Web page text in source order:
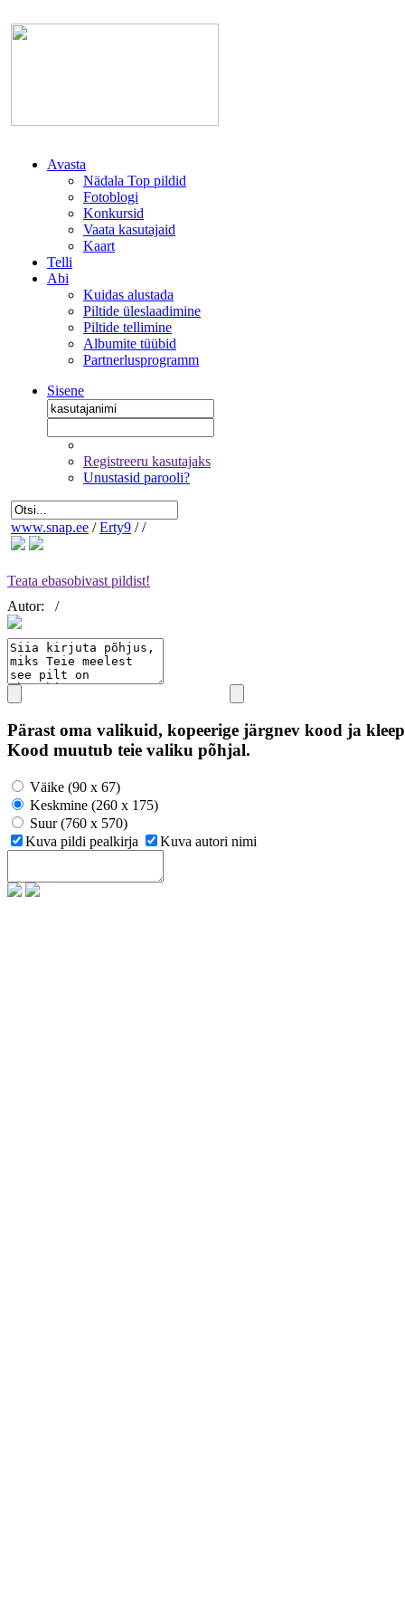
Avasta
Nädala Top pildid
Fotoblogi
Konkursid
Vaata kasutajaid
Kaart
Telli
Abi
Kuidas alustada
Piltide üleslaadimine
Piltide tellimine
Albumite tüübid
Partnerlusprogramm
Sisene
Registreeru kasutajaks
Unustasid parooli?
www.snap.ee / Erty9 / /
Teata ebasobivast pildist!
Autor:
/
Pärast oma valikuid, kopeerige järgnev kood ja
Kood muutub teie valiku põhjal.
Väike (90 x 67)
Keskmine (260 x 175)
Suur (760 x 570)
Kuva pildi pealkirja
Kuva autori nimi